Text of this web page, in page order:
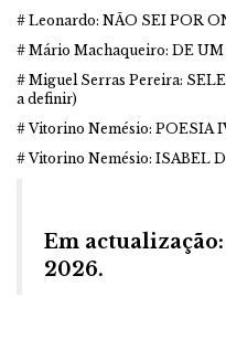
# Leonardo: NÃO SEI POR
# Mário Machaqueiro: DE
# Miguel Serras Pereira:
a definir)
# Vitorino Nemésio: POESIA
# Vitorino Nemésio: ISABEL
Em
2026.